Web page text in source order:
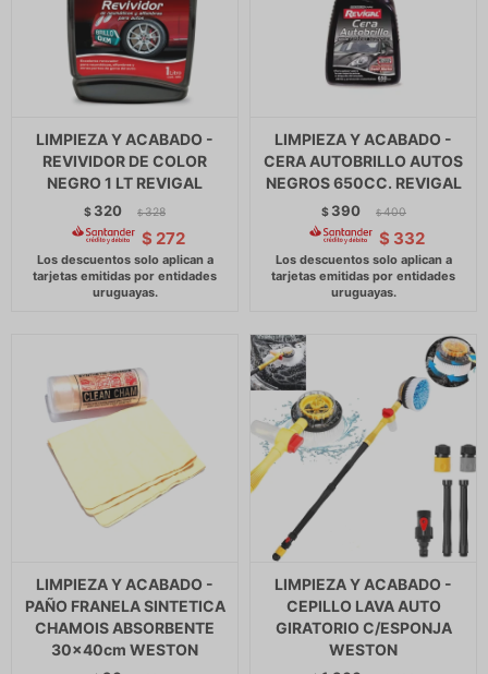
LIMPIEZA Y ACABADO -
REVIVIDOR DE COLOR
NEGRO 1 LT REVIGAL
$ 320 $ 328
$ 272
LIMPIEZA Y ACABADO -
CERA AUTOBRILLO AUTOS
NEGROS 650CC. REVIGAL
$ 390 $ 400
$ 332
LIMPIEZA Y ACABADO -
PAÑO FRANELA SINTETICA
CHAMOIS ABSORBENTE
30x40cm WESTON
LIMPIEZA Y ACABADO -
CEPILLO LAVA AUTO
GIRATORIO C/ESPONJA
WESTON